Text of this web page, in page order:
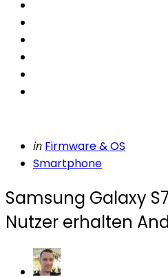
Categories
Posted
in
in Firmware & OS
Smartphone
Samsung Galaxy
Nutzer erhalten